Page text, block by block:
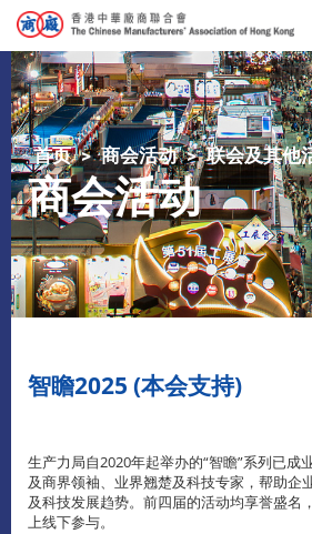
首页 商会活动 联会及其他
商会活动
智瞻2025 (本会支持)
生产力局自2020年起举办的“智瞻”系列已成
及商界领袖、业界翘楚及科技专家，帮助企
及科技发展趋势。前四届的活动均享誉盛名
上线下参与。